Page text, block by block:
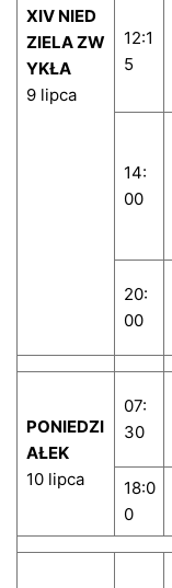
XIV NIED
ZIELA ZW
YKŁA
9 lipca
12:1
5
14:
00
20:
00
PONIEDZI
AŁEK
10 lipca
07:
30
18:0
0